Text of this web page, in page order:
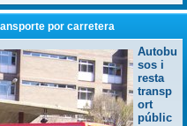
por carretera
Autobu
sos i
resta
transp
ort
públic